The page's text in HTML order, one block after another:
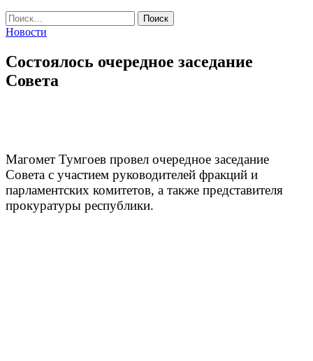
Найти:
Новости
Состоялось очередное заседание
Совета
Магомет Тумгоев провел очередное заседание
Совета с участием руководителей фракций и
парламентских комитетов, а также представителя
прокуратуры республики.